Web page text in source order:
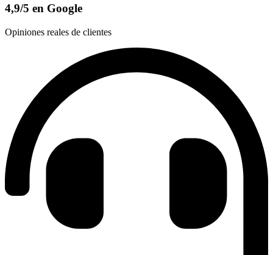
4,9/5 en Google
Opiniones reales de clientes